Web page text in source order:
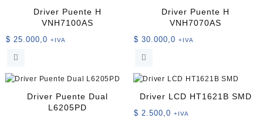
Driver Puente H
VNH7100AS
$ 25.000,0 +IVA
Driver Puente H
VNH7070AS
$ 30.000,0 +IVA
Driver Puente Dual
L6205PD
Driver LCD HT1621B SMD
$ 2.500,0 +IVA